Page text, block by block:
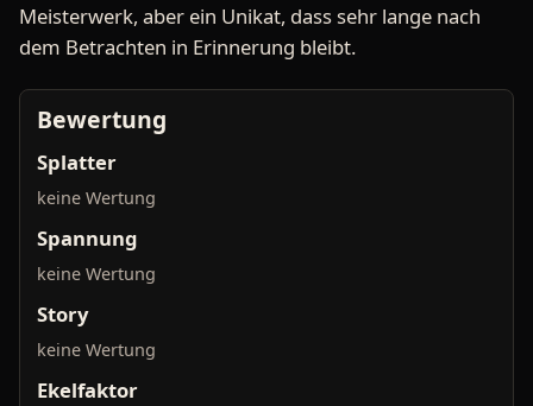
Meisterwerk, aber ein Unikat, dass sehr lange nach
dem Betrachten in Erinnerung bleibt.
Bewertung
Splatter
keine Wertung
Spannung
keine Wertung
Story
keine Wertung
Ekelfaktor